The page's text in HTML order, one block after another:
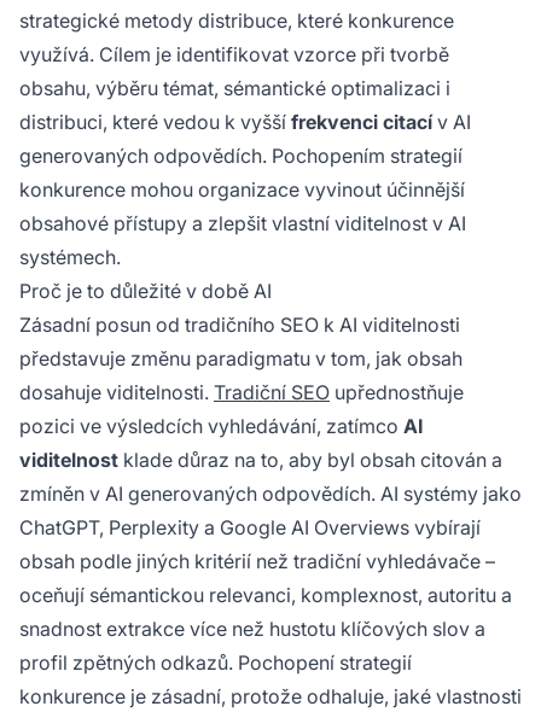
strategické metody distribuce, které konkurence
využívá. Cílem je identifikovat vzorce při tvorbě
obsahu, výběru témat, sémantické optimalizaci i
distribuci, které vedou k vyšší frekvenci citacív AI
generovaných odpovědích. Pochopením strategií
konkurence mohou organizace vyvinout účinnější
obsahové přístupy a zlepšit vlastní viditelnost v AI
systémech.
Proč je to důležité v době AI
Zásadní posun od tradičního SEO k AI viditelnosti
představuje změnu paradigmatu v tom, jak obsah
dosahuje viditelnosti. Tradiční SEO upřednostňuje
pozici ve výsledcích vyhledávání, zatímco AI
viditelnost klade důraz na to, aby byl obsah citován a
zmíněn v AI generovaných odpovědích. AI systémy jako
ChatGPT, Perplexity a Google AI Overviews vybírají
obsah podle jiných kritérií než tradiční vyhledávače –
oceňují sémantickou relevanci, komplexnost, autoritu a
snadnost extrakce více než hustotu klíčových slov a
profil zpětných odkazů. Pochopení strategií
konkurence je zásadní, protože odhaluje, jaké vlastnosti